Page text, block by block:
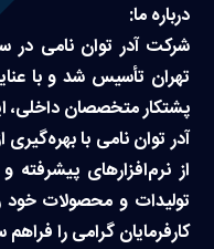
درباره ما:
تهران تأسیس شد و با
پشتکار متخصصان داخلی،
آدر توان نامی با
از نرم‌افزارهای
تولیدات و محصولات
کارفرمایان گرامی را فراهم